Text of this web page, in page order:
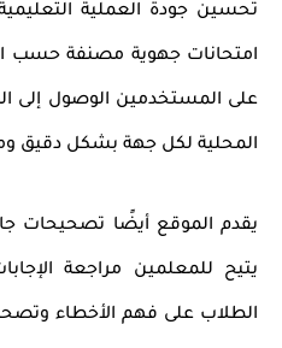
تحسين جودة العملية
امتحانات جهوية مصنفة حسب
على المستخدمين الوصول إلى
المحلية لكل جهة بشكل دقيق
يقدم الموقع أيضًا تصحيحات
يتيح للمعلمين مراجعة
الطلاب على فهم الأخطاء